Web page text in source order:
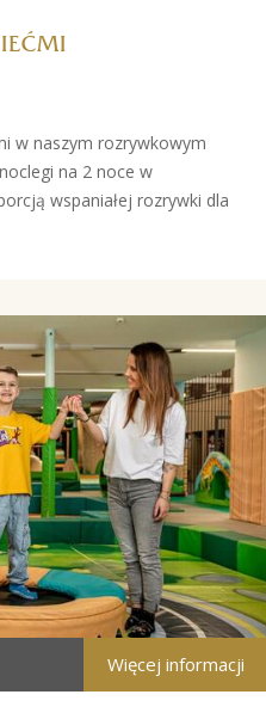
w naszym rozrywkowym
na 2 noce w
wspaniałej rozrywki dla
Więcej informacji